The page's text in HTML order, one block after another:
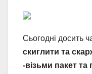
Сьогодні досить
скиглити та
-візьми пакет та